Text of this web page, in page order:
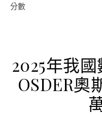
分數
2025年我
OSDER奧